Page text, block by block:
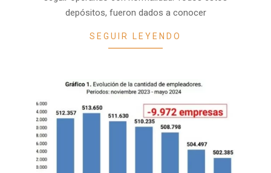
depósitos, fueron dados a conocer
SEGUIR LEYENDO